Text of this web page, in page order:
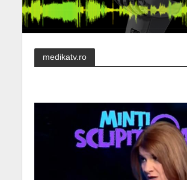
medikatv.ro